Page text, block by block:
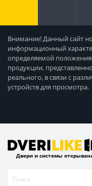
Внимание! Данный сайт
информационный
определяемой
продукции,
реального, в связи с
устройств для просмотра.
Двери и системы